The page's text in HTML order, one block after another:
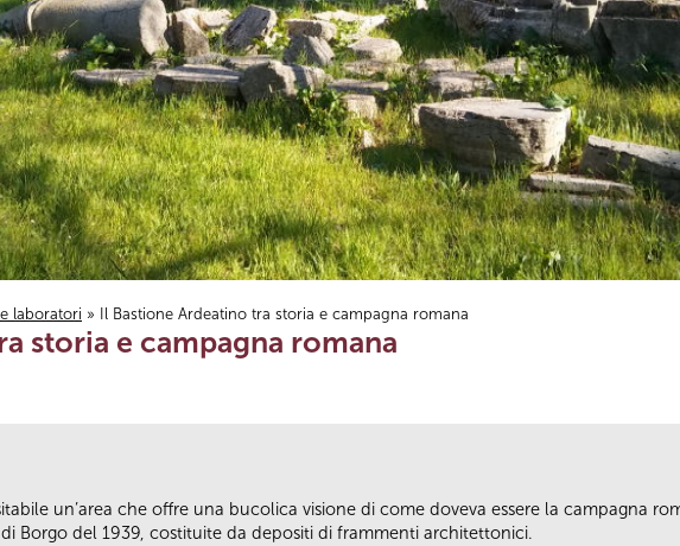
laboratori » Il Bastione Ardeatino tra storia e campagna romana
storia e campagna romana
un’area che offre una bucolica visione di come doveva essere la campagna
Borgo del 1939, costituite da depositi di frammenti architettonici.